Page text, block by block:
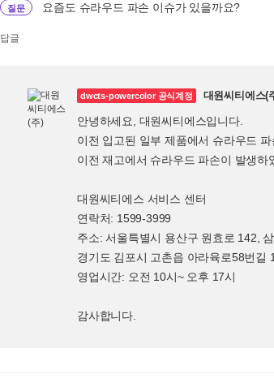
질문 요즘도 슈라우드 파손 이슈가 있을까요?
답글
dwcts-powercolor 공식계정 대원씨티에스(
안녕하세요, 대원씨티에스입니다.
이전 입고된 일부 제품에서 슈라우드
이전 재고에서 슈라우드 파손이 발생
대원씨티에스 서비스 센터
연락처: 1599-3999
주소: 서울특별시 용산구 원효로 142,
경기도 김포시 고촌읍 아라육로58번길
영업시간: 오전 10시~ 오후 17시
감사합니다.